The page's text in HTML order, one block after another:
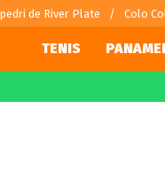
de River Plate Colo
TENIS